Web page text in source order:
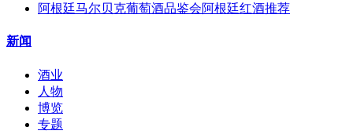
阿根廷马尔贝克葡萄酒品鉴会阿根廷红酒推荐
新闻
酒业
人物
博览
专题